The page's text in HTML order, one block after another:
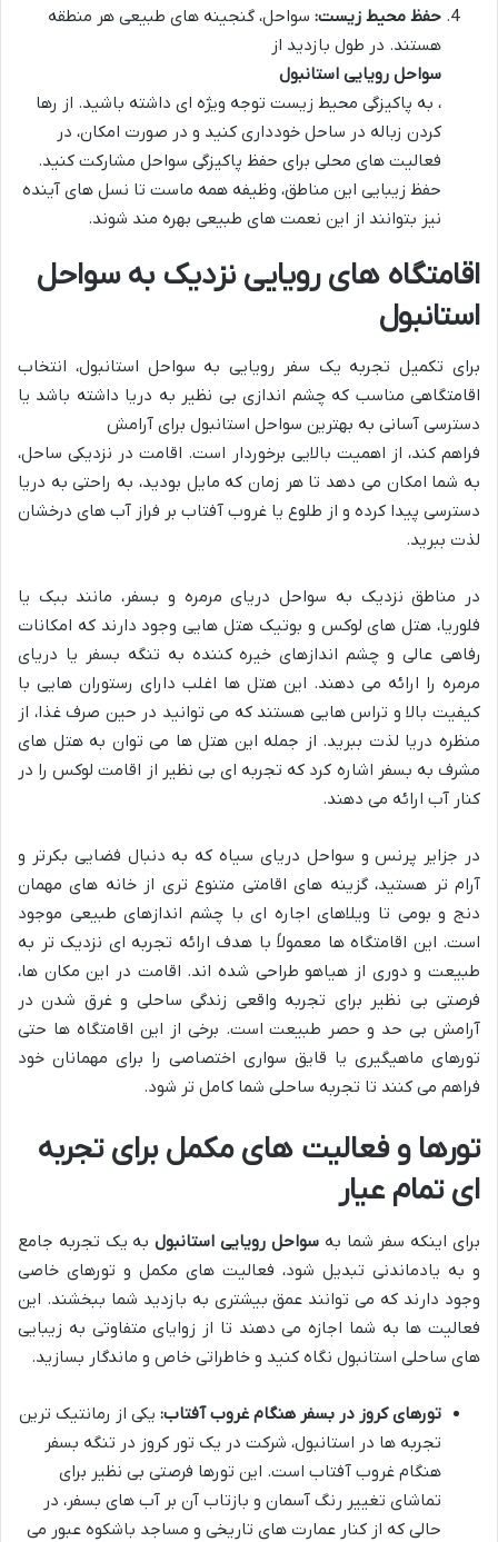
حفظ محیط زیست: سواحل، گنجینه های طبیعی هر منطقه
هستند. در طول بازدید از
سواحل رویایی استانبول
، به پاکیزگی محیط زیست توجه ویژه ای داشته باشید. از رها
کردن زباله در ساحل خودداری کنید و در صورت امکان، در
فعالیت های محلی برای حفظ پاکیزگی سواحل مشارکت کنید.
حفظ زیبایی این مناطق، وظیفه همه ماست تا نسل های آینده
نیز بتوانند از این نعمت های طبیعی بهره مند شوند.
اقامتگاه های رویایی نزدیک به سواحل
استانبول
برای تکمیل تجربه یک سفر رویایی به سواحل استانبول، انتخاب
اقامتگاهی مناسب که چشم اندازی بی نظیر به دریا داشته باشد یا
دسترسی آسانی به بهترین سواحل استانبول برای آرامش
فراهم کند، از اهمیت بالایی برخوردار است. اقامت در نزدیکی ساحل،
به شما امکان می دهد تا هر زمان که مایل بودید، به راحتی به دریا
دسترسی پیدا کرده و از طلوع یا غروب آفتاب بر فراز آب های درخشان
لذت ببرید.
در مناطق نزدیک به سواحل دریای مرمره و بسفر، مانند ببک یا
فلوریا، هتل های لوکس و بوتیک هتل هایی وجود دارند که امکانات
رفاهی عالی و چشم اندازهای خیره کننده به تنگه بسفر یا دریای
مرمره را ارائه می دهند. این هتل ها اغلب دارای رستوران هایی با
کیفیت بالا و تراس هایی هستند که می توانید در حین صرف غذا، از
منظره دریا لذت ببرید. از جمله این هتل ها می توان به هتل های
مشرف به بسفر اشاره کرد که تجربه ای بی نظیر از اقامت لوکس را در
کنار آب ارائه می دهند.
در جزایر پرنس و سواحل دریای سیاه که به دنبال فضایی بکرتر و
آرام تر هستید، گزینه های اقامتی متنوع تری از خانه های مهمان
دنج و بومی تا ویلاهای اجاره ای با چشم اندازهای طبیعی موجود
است. این اقامتگاه ها معمولاً با هدف ارائه تجربه ای نزدیک تر به
طبیعت و دوری از هیاهو طراحی شده اند. اقامت در این مکان ها،
فرصتی بی نظیر برای تجربه واقعی زندگی ساحلی و غرق شدن در
آرامش بی حد و حصر طبیعت است. برخی از این اقامتگاه ها حتی
تورهای ماهیگیری یا قایق سواری اختصاصی را برای مهمانان خود
فراهم می کنند تا تجربه ساحلی شما کامل تر شود.
تورها و فعالیت های مکمل برای تجربه
ای تمام عیار
برای اینکه سفر شما بهسواحل رویایی استانبولبه یک تجربه جامع
و به یادماندنی تبدیل شود، فعالیت های مکمل و تورهای خاصی
وجود دارند که می توانند عمق بیشتری به بازدید شما ببخشند. این
فعالیت ها به شما اجازه می دهند تا از زوایای متفاوتی به زیبایی
های ساحلی استانبول نگاه کنید و خاطراتی خاص و ماندگار بسازید.
تورهای کروز در بسفر هنگام غروب آفتاب: یکی از رمانتیک ترین
تجربه ها در استانبول، شرکت در یک تور کروز در تنگه بسفر
هنگام غروب آفتاب است. این تورها فرصتی بی نظیر برای
تماشای تغییر رنگ آسمان و بازتاب آن بر آب های بسفر، در
حالی که از کنار عمارت های تاریخی و مساجد باشکوه عبور می